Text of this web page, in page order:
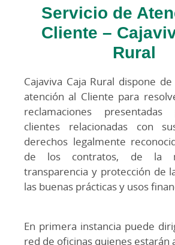
Servicio de
Cliente –
Rural
Cajaviva Caja Rural dispone
atención al Cliente para
reclamaciones
clientes relacionadas con
derechos legalmente
de los contratos, de la
transparencia y protección de
las buenas prácticas y usos
En primera instancia puede
red de oficinas quienes estarán